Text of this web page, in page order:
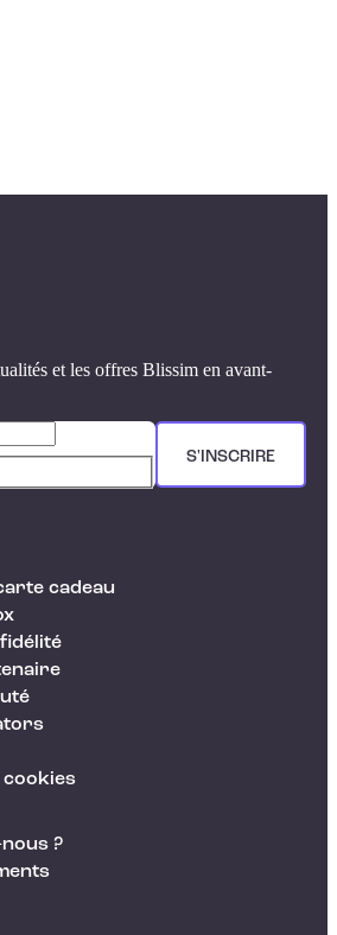
et les offres Blissim en avant-
S'INSCRIRE
cadeau
cookies
?